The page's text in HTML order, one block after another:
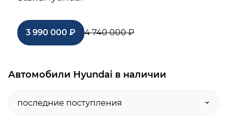
3 990 000 ₽ 4 740 000 ₽
Автомобили Hyundai в наличии